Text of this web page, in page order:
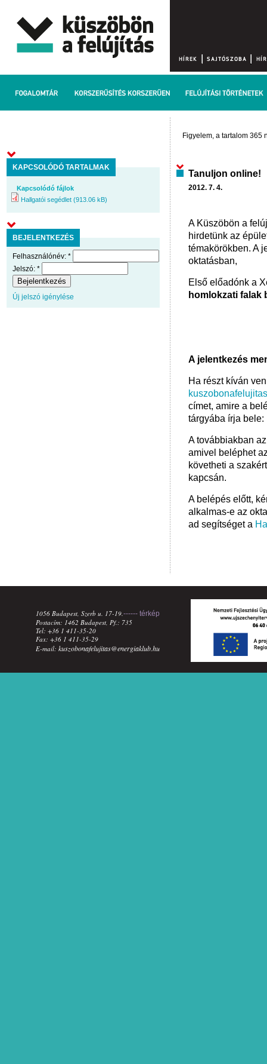
Figyelem, a tartalom 365
KAPCSOLÓDÓ TARTALMAK
Kapcsolódó fájlok
Hallgatói segédlet (913.06 kB)
BEJELENTKEZÉS
Felhasználónév: *
Jelszó: *
Új jelszó igénylése
Tanuljon online!
2012. 7. 4.
A Küszöbön a
hirdetünk az
témakörökben. A
oktatásban,
Első előadónk a
homlokzati falak
A jelentkezés
Ha részt kíván
címet, amire a
tárgyába írja
A továbbiakban
amivel beléphet
követheti a
kapcsán.
A belépés előtt,
alkalmas-e az
ad segítséget a
1056 Budapest, Szerb u. 17-19.------ térkép
Postacím: 1462 Budapest, Pf.: 735
Tel: +36 1 411-35-20
Fax: +36 1 411-35-29
E-mail: kuszobonafelujitas@energiaklub.hu